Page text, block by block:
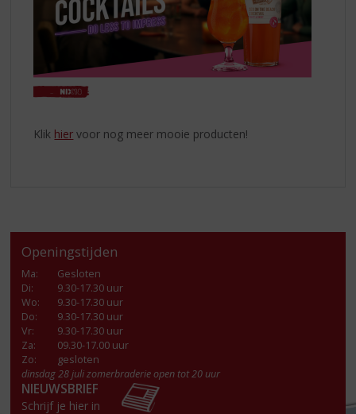
Klik hier voor nog meer mooie producten!
Openingstijden
Ma:
Gesloten
Di:
9.30-17.30 uur
Wo:
9.30-17.30 uur
Do:
9.30-17.30 uur
Vr:
9.30-17.30 uur
Za:
09.30-17.00 uur
Zo:
gesloten
dinsdag 28 juli zomerbraderie open tot 20 uur
NIEUWSBRIEF
Schrijf je hier in